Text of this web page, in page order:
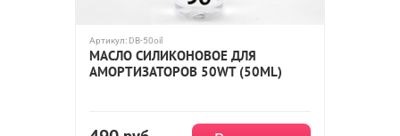
Артикул: DB-50oil
МАСЛО СИЛИКОНОВОЕ ДЛЯ
АМОРТИЗАТОРОВ 50WT (50ML)